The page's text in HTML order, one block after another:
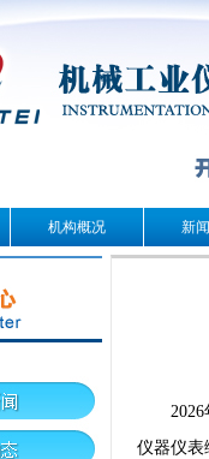
机构概况 新
仪器仪表